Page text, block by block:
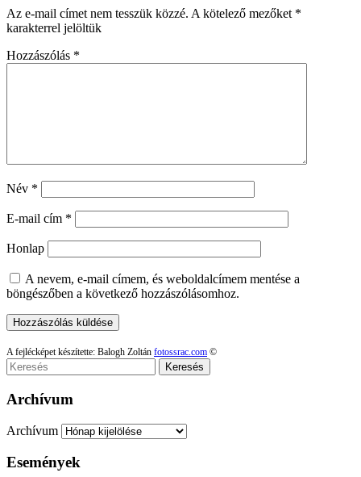
Az e-mail címet nem tesszük közzé. A kötelező mezőket *
karakterrel jelöltük
Hozzászólás *
Név *
E-mail cím *
Honlap
A nevem, e-mail címem, és weboldalcímem mentése a
böngészőben a következő hozzászólásomhoz.
A fejlécképet készítette: Balogh Zoltán fotossrac.com ©
Keresés
Archívum
Archívum
Események